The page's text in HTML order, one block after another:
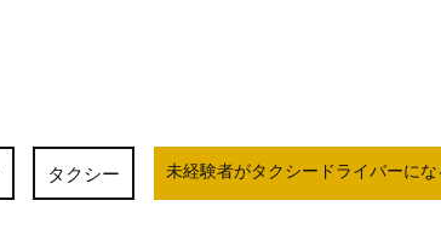
タクシー 未経験者がタクシードライバーに